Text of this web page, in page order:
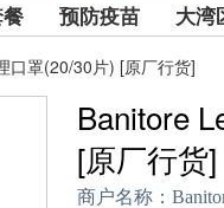
预防疫苗 大湾
口罩(20/30片) [原厂行货]
Banitore
[原厂行货]
商户名称：